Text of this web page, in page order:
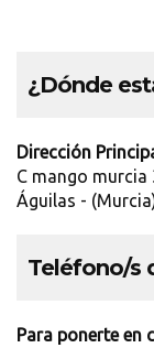
¿Dónde
Dirección
C mango murcia
Águilas -
Teléfono/s
Para ponerte en